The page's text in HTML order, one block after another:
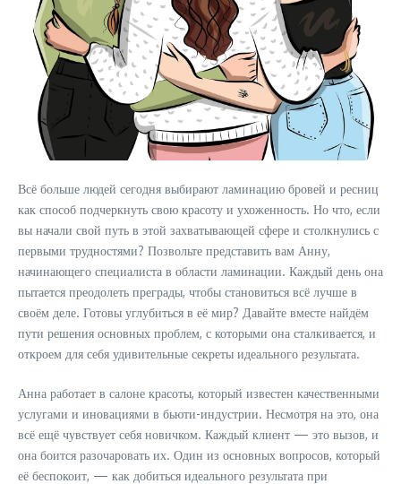
Всё больше людей сегодня выбирают ламинацию бровей и ресниц
как способ подчеркнуть свою красоту и ухоженность. Но что, если
вы начали свой путь в этой захватывающей сфере и столкнулись с
первыми трудностями? Позвольте представить вам Анну,
начинающего специалиста в области ламинации. Каждый день она
пытается преодолеть преграды, чтобы становиться всё лучше в
своём деле. Готовы углубиться в её мир? Давайте вместе найдём
пути решения основных проблем, с которыми она сталкивается, и
откроем для себя удивительные секреты идеального результата.
Анна работает в салоне красоты, который известен качественными
услугами и иновациями в бьюти-индустрии. Несмотря на это, она
всё ещё чувствует себя новичком. Каждый клиент — это вызов, и
она боится разочаровать их. Один из основных вопросов, который
её беспокоит, — как добиться идеального результата при